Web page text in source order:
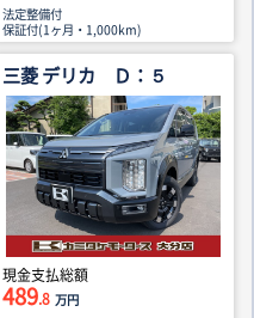
法定整備付
保証付(1ヶ月・1,000km)
三菱 デリカ Ｄ：５
現金支払総額
489.8 万円